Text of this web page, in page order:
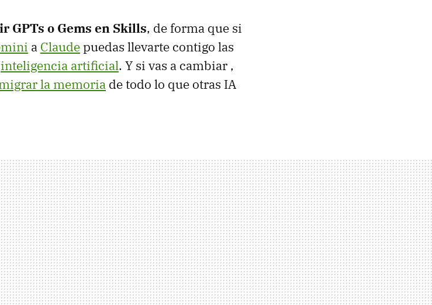
GPTs o Gems en Skills, de forma que si
a Claudepuedas llevarte contigo las
inteligencia artificial. Y si vas a cambiar ,
la memoria de todo lo que otras IA